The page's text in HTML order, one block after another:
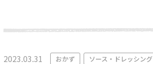
2023.03.31 おかず ソース・ドレッシング